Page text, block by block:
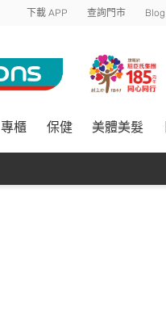
下載 APP 查詢門市 Blog
專櫃 保健 美體美髮